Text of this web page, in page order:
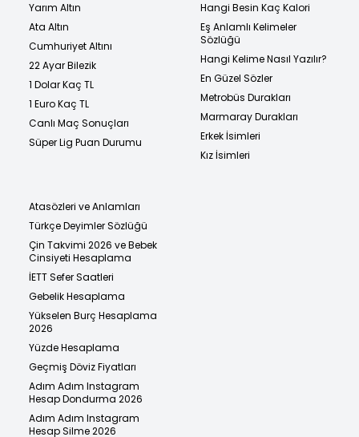
Yarım Altın
Ata Altın
Cumhuriyet Altını
22 Ayar Bilezik
1 Dolar Kaç TL
1 Euro Kaç TL
Canlı Maç Sonuçları
Süper Lig Puan Durumu
Hangi Besin Kaç Kalori
Eş Anlamlı Kelimeler
Sözlüğü
Hangi Kelime Nasıl Yazılır?
En Güzel Sözler
Metrobüs Durakları
Marmaray Durakları
Erkek İsimleri
Kız İsimleri
Atasözleri ve Anlamları
Türkçe Deyimler Sözlüğü
Çin Takvimi 2026 ve Bebek
Cinsiyeti Hesaplama
İETT Sefer Saatleri
Gebelik Hesaplama
Yükselen Burç Hesaplama
2026
Yüzde Hesaplama
Geçmiş Döviz Fiyatları
Adım Adım Instagram
Hesap Dondurma 2026
Adım Adım Instagram
Hesap Silme 2026